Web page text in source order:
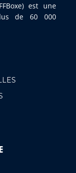
est une
de 60 000